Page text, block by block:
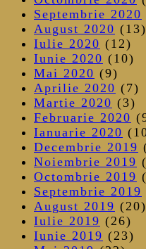
Septembrie 2020
August 2020 (13)
Iulie 2020 (12)
Iunie 2020 (10)
Mai 2020 (9)
Aprilie 2020 (7)
Martie 2020 (3)
Februarie 2020
Ianuarie 2020
Decembrie 2019
Noiembrie 2019
Octombrie 2019
Septembrie 2019
August 2019 (20)
Iulie 2019 (26)
Iunie 2019 (23)